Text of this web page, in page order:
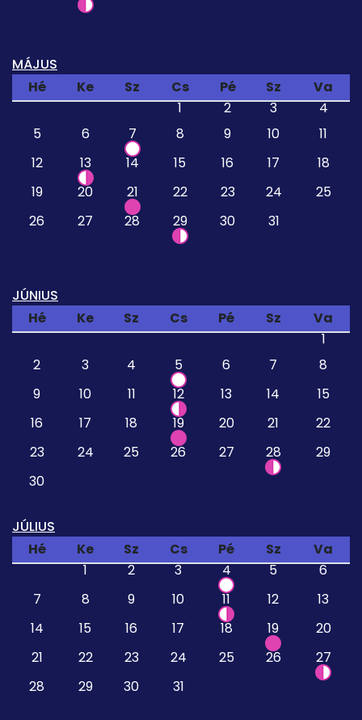
MÁJUS
Hé
Ke Sz Cs Pé Sz
Va
1
2 3
4
5
6 7 8 9 10
11
12
13 14 15 16 17
18
19
20 21 22 23 24
25
26
27 28 29 30 31
JÚNIUS
Hé
Ke Sz Cs Pé Sz
Va
1
2
3 4 5 6 7
8
9
10 11 12 13 14
15
16
17 18 19 20 21
22
23
24 25 26 27 28
29
30
JÚLIUS
Hé
Ke Sz Cs Pé Sz
Va
1
2 3 4 5
6
7
8 9 10 11 12
13
14
15 16 17 18 19
20
21
22 23 24 25 26
27
28
29 30 31